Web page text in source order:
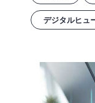
デジタルヒュ